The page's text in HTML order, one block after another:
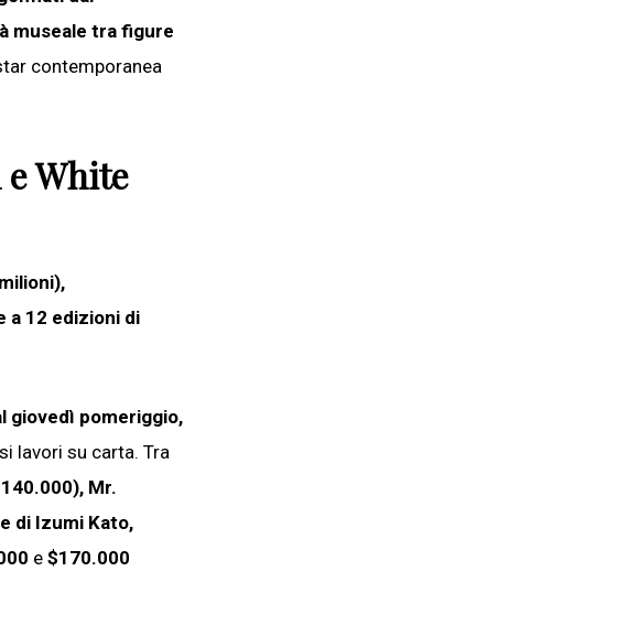
museale tra figure
contemporanea
White
a 12 edizioni di
giovedì pomeriggio,
lavori su carta. Tra
Mr.
di Izumi Kato,
e $170.000